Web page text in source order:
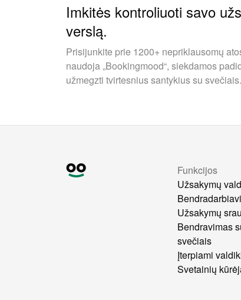
Imkitės kontroliuoti savo
verslą.
Prisijunkite prie 1200+ nepriklausomų
naudoja „Bookingmood“, siekdamos
užmegzti tvirtesnius santykius su svečiais.
Funkcijos
Užsakymų
Užsakymų
Bendravimas
svečiais
Įterpiami
Svetainių